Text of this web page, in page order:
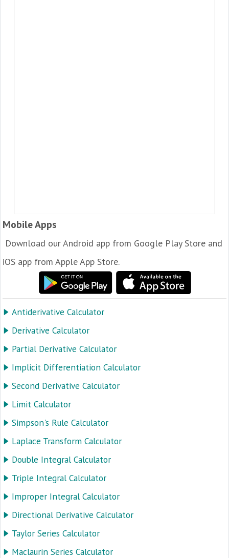
Mobile Apps
Download our Android app from Google Play Store and
iOS app from Apple App Store.
Antiderivative Calculator
Derivative Calculator
Partial Derivative Calculator
Implicit Differentiation Calculator
Second Derivative Calculator
Limit Calculator
Simpson's Rule Calculator
Laplace Transform Calculator
Double Integral Calculator
Triple Integral Calculator
Improper Integral Calculator
Directional Derivative Calculator
Taylor Series Calculator
Maclaurin Series Calculator